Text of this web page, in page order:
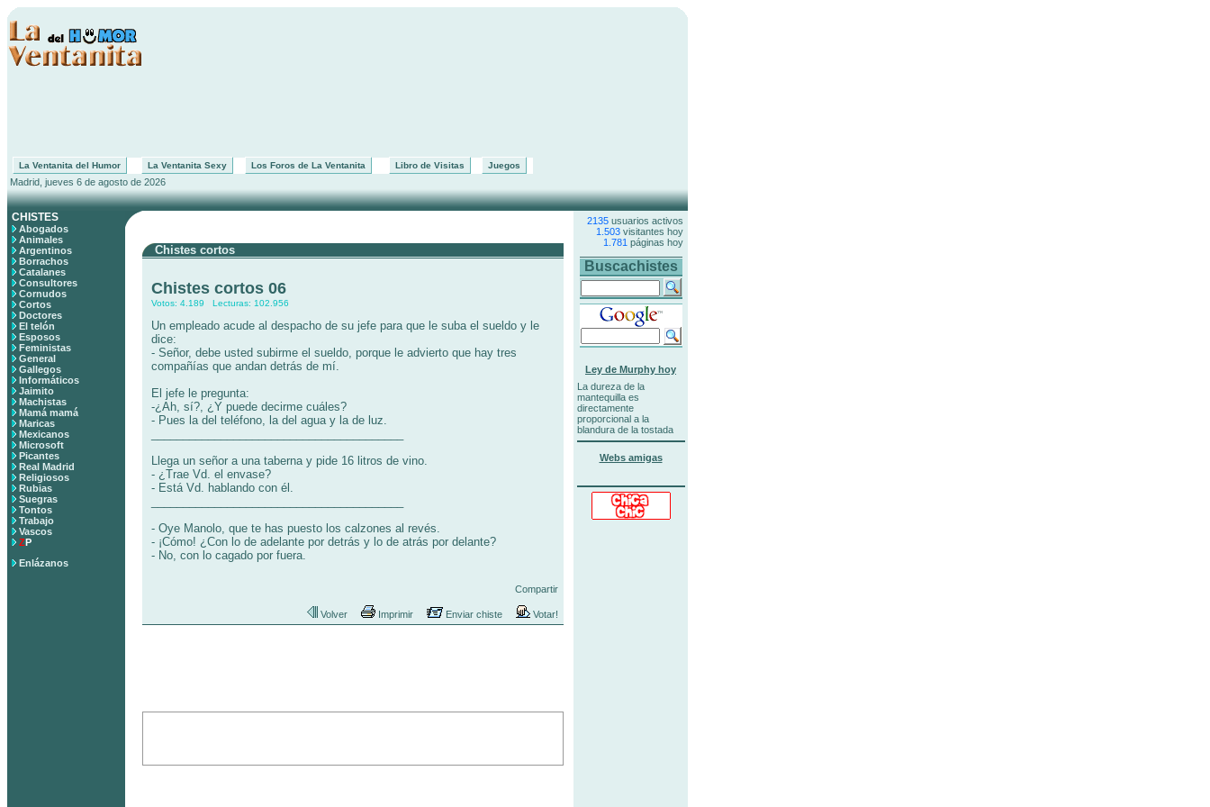
La Ventanita del Humor La Ventanita Sexy Los Foros de La Ventanita Libro de Visitas Juegos
Madrid, jueves 6 de agosto de 2026
CHISTES
Abogados
Animales
Argentinos
Borrachos
Catalanes
Consultores
Cornudos
Cortos
Doctores
El telón
Esposos
Feministas
General
Gallegos
Informáticos
Jaimito
Machistas
Mamá mamá
Maricas
Mexicanos
Microsoft
Picantes
Real Madrid
Religiosos
Rubias
Suegras
Tontos
Trabajo
Vascos
ZP
Enlázanos
Chistes cortos
Chistes cortos 06
Votos: 4.189 Lecturas: 102.956
Un empleado acude al despacho de su jefe para que le suba el sueldo y le
dice:
- Señor, debe usted subirme el sueldo, porque le advierto que hay tres
compañías que andan detrás de mí.
El jefe le pregunta:
-¿Ah, sí?, ¿Y puede decirme cuáles?
- Pues la del teléfono, la del agua y la de luz.
Llega un señor a una taberna y pide 16 litros de vino.
- ¿Trae Vd. el envase?
- Está Vd. hablando con él.
- Oye Manolo, que te has puesto los calzones al revés.
- ¡Cómo! ¿Con lo de adelante por detrás y lo de atrás por delante?
- No, con lo cagado por fuera.
Compartir
Volver Imprimir Enviar chiste Votar!
2135 usuarios activos
1.503 visitantes hoy
1.781 páginas hoy
Buscachistes
Ley de Murphy hoy
La dureza de la
mantequilla es
directamente
proporcional a la
blandura de la tostada
Webs amigas